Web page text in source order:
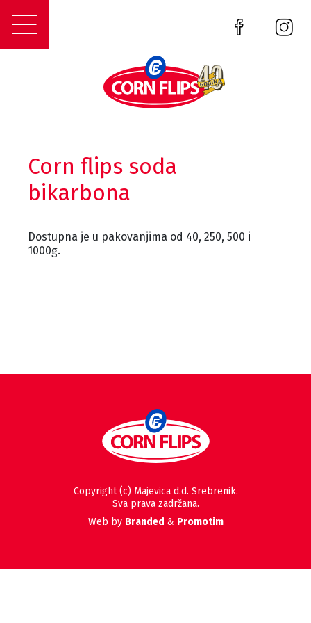
Corn flips soda
bikarbona
Dostupna je u pakovanjima od 40, 250, 500 i
1000g.
Copyright (c) Majevica d.d. Srebrenik.
Sva prava zadržana.
Web by Branded & Promotim